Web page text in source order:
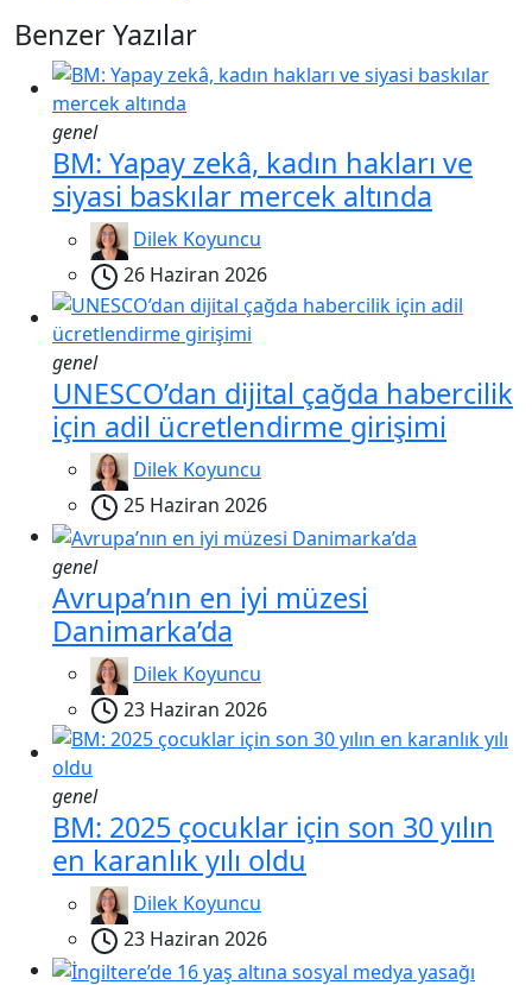
Benzer Yazılar
genel
BM: Yapay zekâ, kadın hakları ve
siyasi baskılar mercek altında
Dilek Koyuncu
26 Haziran 2026
genel
UNESCO’dan dijital çağda habercilik
için adil ücretlendirme girişimi
Dilek Koyuncu
25 Haziran 2026
genel
Avrupa’nın en iyi müzesi
Danimarka’da
Dilek Koyuncu
23 Haziran 2026
genel
BM: 2025 çocuklar için son 30 yılın
en karanlık yılı oldu
Dilek Koyuncu
23 Haziran 2026